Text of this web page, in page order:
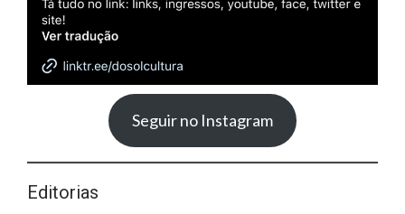
Seguir no Instagram
Editorias